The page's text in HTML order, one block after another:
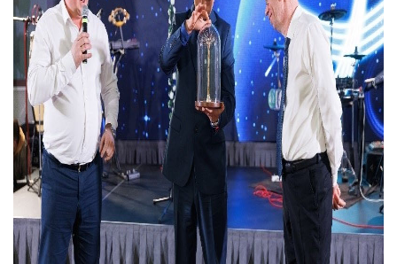
1.2. Политика в
отношении персональных
данных разработана с
учетом требований
законодательства
Республики Беларусь,
регулирующего
область защиты
персональных данных.
1.3. Локальные правовые
акты по вопросам